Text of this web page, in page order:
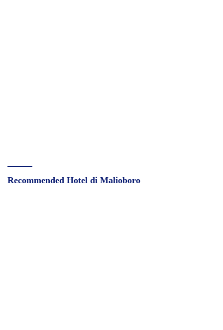
Recommended Hotel di Malioboro